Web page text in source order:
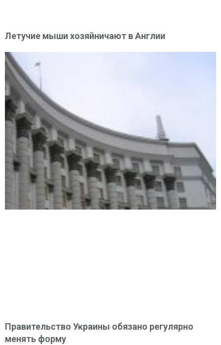
Летучие мыши хозяйничают в Англии
Правительство Украины обязано регулярно
менять форму